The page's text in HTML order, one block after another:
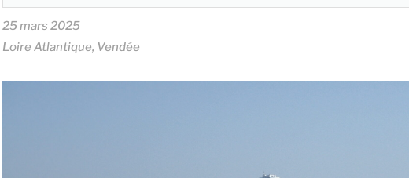
25 mars 2025
Loire Atlantique, Vendée